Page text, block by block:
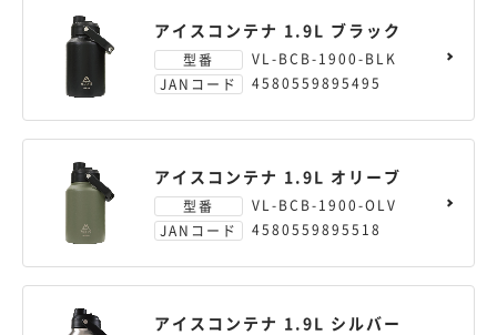
アイスコンテナ 1.9L ブラック
型番
VL-BCB-1900-BLK
JANコード
4580559895495
アイスコンテナ 1.9L オリーブ
型番
VL-BCB-1900-OLV
JANコード
4580559895518
アイスコンテナ 1.9L シルバー